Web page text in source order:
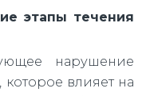
этапы течения
нарушение
влияет на